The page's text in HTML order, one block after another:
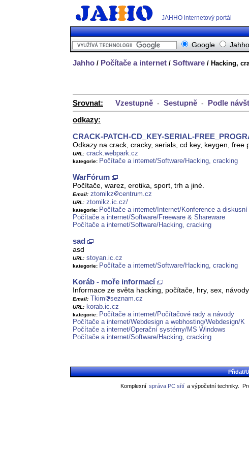
JAHHO internetový portál
Google
Jahho / Počítače a internet / Software / Hacking,
Srovnat: Vzestupně - Sestupně - Podle
odkazy:
CRACK-PATCH-CD_KEY-SERIAL-
Odkazy na crack, cracky, serials, cd key, keygen,
URL: crack.webpark.cz
kategorie: Počítače a internet/Software/Hacking, cracking
WarFórum
Počítače, warez, erotika, sport, trh a jiné.
Email: ztomikz centrum.cz
URL: ztomikz.ic.cz/
kategorie: Počítače a internet/Internet/Konference a
Počítače a internet/Software/Freeware & Shareware
Počítače a internet/Software/Hacking, cracking
sad
asd
URL: stoyan.ic.cz
kategorie: Počítače a internet/Software/Hacking, cracking
Koráb - moře informací
Informace ze světa hacking, počítače, hry, sex,
Email: Tkim seznam.cz
URL: korab.ic.cz
kategorie: Počítače a internet/Počítačové rady a návody
Počítače a internet/Webdesign a webhosting/Webdesign/K
Počítače a internet/Operační systémy/MS Windows
Počítače a internet/Software/Hacking, cracking
Přidat/
Komplexní správa PC sítí a výpočetní techniky.